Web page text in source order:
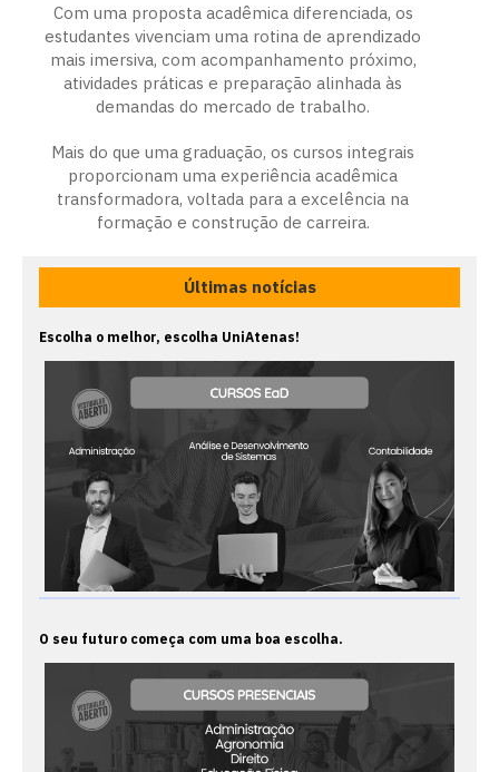
Com uma proposta acadêmica diferenciada, os
estudantes vivenciam uma rotina de aprendizado
mais imersiva, com acompanhamento próximo,
atividades práticas e preparação alinhada às
demandas do mercado de trabalho.
Mais do que uma graduação, os cursos integrais
proporcionam uma experiência acadêmica
transformadora, voltada para a excelência na
formação e construção de carreira.
Últimas notícias
Escolha o melhor, escolha UniAtenas!
O seu futuro começa com uma boa escolha.